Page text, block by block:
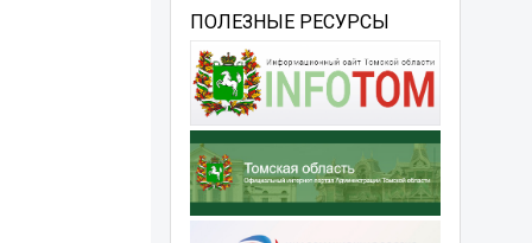
ПОЛЕЗНЫЕ РЕСУРСЫ